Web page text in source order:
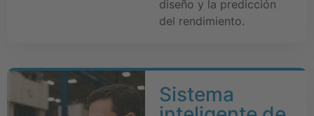
diseño y la predicción
del rendimiento.
Sistema